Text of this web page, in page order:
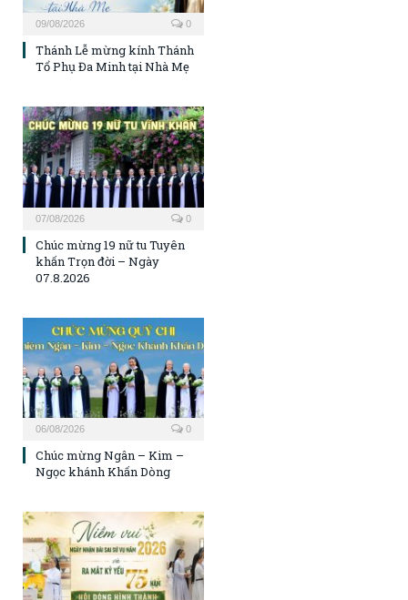
09/08/2026 0
Thánh Lễ mừng kính Thánh
Tổ Phụ Đa Minh tại Nhà Mẹ
07/08/2026 0
Chúc mừng 19 nữ tu Tuyên
khấn Trọn đời – Ngày
07.8.2026
06/08/2026 0
Chúc mừng Ngân – Kim –
Ngọc khánh Khấn Dòng